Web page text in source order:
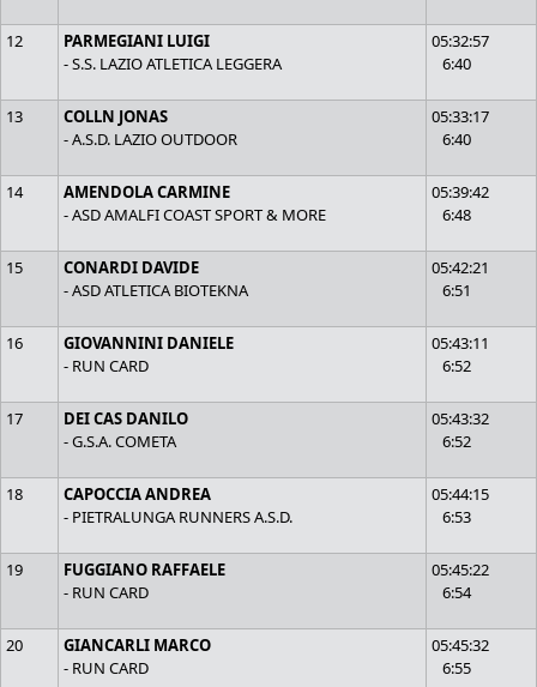
12
PARMEGIANI LUIGI
- S.S. LAZIO ATLETICA LEGGERA
05:32:57
6:40
13
COLLN JONAS
- A.S.D. LAZIO OUTDOOR
05:33:17
6:40
14
AMENDOLA CARMINE
- ASD AMALFI COAST SPORT & MORE
05:39:42
6:48
15
CONARDI DAVIDE
- ASD ATLETICA BIOTEKNA
05:42:21
6:51
16
GIOVANNINI DANIELE
- RUN CARD
05:43:11
6:52
17
DEI CAS DANILO
- G.S.A. COMETA
05:43:32
6:52
18
CAPOCCIA ANDREA
- PIETRALUNGA RUNNERS A.S.D.
05:44:15
6:53
19
FUGGIANO RAFFAELE
- RUN CARD
05:45:22
6:54
20
GIANCARLI MARCO
- RUN CARD
05:45:32
6:55